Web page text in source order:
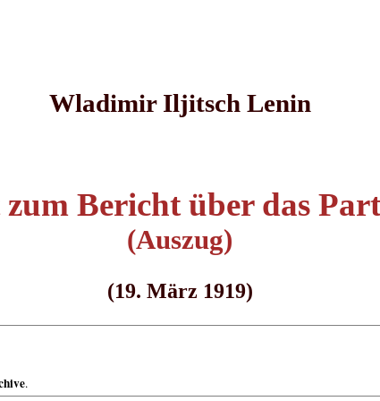
Wladimir Iljitsch Lenin
Bericht über das
(Auszug)
(19. März 1919)
.